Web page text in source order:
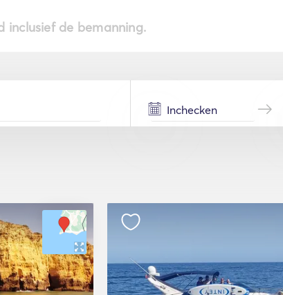
inclusief de bemanning.